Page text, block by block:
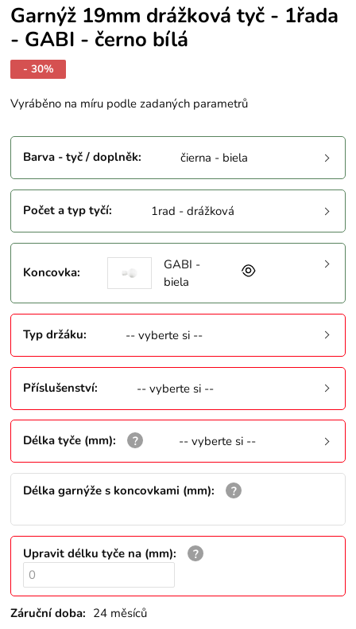
Garnýž 19mm drážková tyč - 1řada
- GABI - černo bílá
- 30%
Vyráběno na míru podle zadaných parametrů
Barva - tyč / doplněk: čierna - biela
Počet a typ tyčí: 1rad - drážková
Koncovka:
GABI -
biela
Typ držáku: -- vyberte si --
Příslušenství: -- vyberte si --
Délka tyče (mm): -- vyberte si --
Délka garnýže s koncovkami (mm):
Upravit délku tyče na (mm):
Záruční doba: 24 měsíců